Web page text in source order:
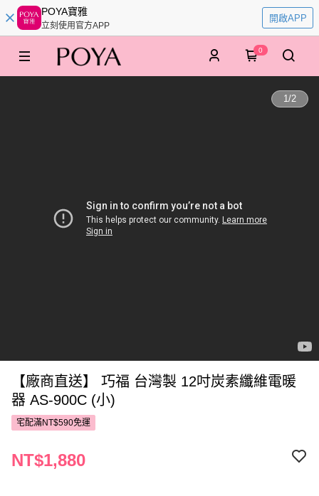
POYA寶雅
立刻使用官方APP
開啟APP
0
1/2
【廠商直送】 巧福 台灣製 12吋炭素纖維電暖
器 AS-900C (小)
宅配滿NT$590免運
NT$1,880